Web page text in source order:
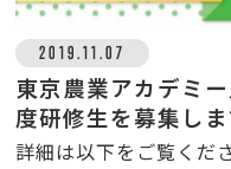
2019.11.07
東京農業アカデミ
度研修生を募集し
詳細は以下をご覧くだ